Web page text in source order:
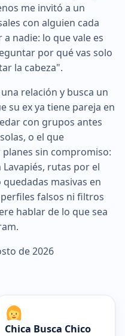
me invitó a un
con alguien cada
nadie: lo que vale es
por qué vas solo
la cabeza".
relación y busca un
su ex ya tiene pareja en
con grupos antes
o el que
sin compromiso:
rutas por el
masivas en
falsos ni filtros
hablar de lo que sea
de 2026
Chica Busca Chico